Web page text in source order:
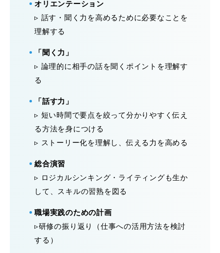
オリエンテーション
▹ 話す・聞く力を高めるために必要なことを
理解する
「聞く力」
▹ 論理的に相手の話を聞くポイントを理解す
る
「話す力」
▹ 短い時間で要点を絞って分かりやすく伝え
る方法を身につける
▹ ストーリー化を理解し、伝える力を高める
総合演習
▹ ロジカルシンキング・ライティングも生か
して、スキルの習熟を図る
職場実践のための計画
▹研修の振り返り（仕事への活用方法を検討
する）